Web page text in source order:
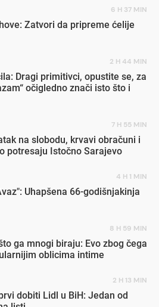
6 H 37 MIN
Zatvori da pripreme ćelije
2 H 44 MIN
Dragi primitivci, opustite se, za
očigledno znači isto što i
7 H 55 MIN
na slobodu, krvavi obračuni i
potresaju Istočno Sarajevo
4 H 1 MIN
Uhapšena 66-godišnjakinja
8 H 59 MIN
ga mnogi biraju: Evo zbog čega
oblicima intime
2 H 13 MIN
dobiti Lidl u BiH: Jedan od